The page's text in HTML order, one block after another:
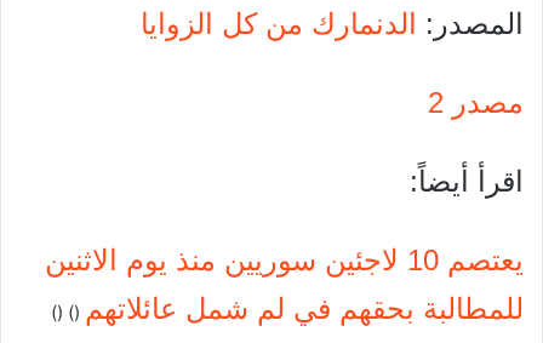
المصدر: الدنمارك من كل الزوايا
مصدر 2
اقرأ أيضاً:
يعتصم 10 لاجئين سوريين منذ يوم الاثنين
للمطالبة بحقهم في لم شمل عائلاتهم (
) (
)